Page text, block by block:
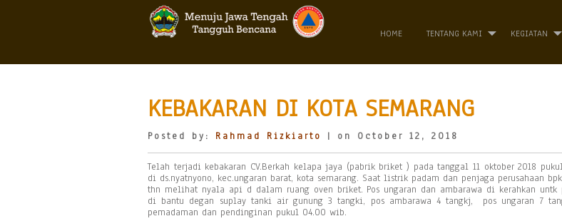
HOME TENTANG KAMI KEGIATAN
KEBAKARAN DI KOTA SEMARANG
Posted by: Rahmad Rizkiarto | on October 12, 2018
Telah terjadi kebakaran CV.Berkah kelapa jaya (pabrik briket ) pada tanggal 11 oktober 2018
di ds.nyatnyono, kec.ungaran barat, kota semarang. Saat listrik padam dan penjaga perusahaan
thn melihat nyala api d dalam ruang oven briket. Pos ungaran dan ambarawa di kerahkan untk
di bantu degan suplay tanki air gunung 3 tangki, pos ambarawa 4 tangkj, pos ungaran 7
pemadaman dan pendinginan pukul 04.00 wib.